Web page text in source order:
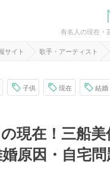
有名人の現在・
サイト 歌手・アーティスト
子供 現在 結婚
現在！三船
原因・自宅